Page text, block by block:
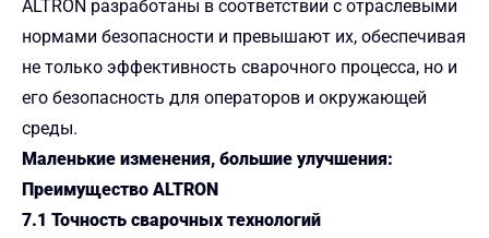
ALTRON разработаны в соответствии с отраслевыми
нормами безопасности и превышают их, обеспечивая
не только эффективность сварочного процесса, но и
его безопасность для операторов и окружающей
среды.
Маленькие изменения, большие улучшения:
Преимущество ALTRON
7.1 Точность сварочных технологий